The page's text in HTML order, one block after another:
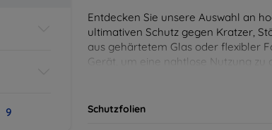
9
Entdecken Sie unsere Auswahl an
ultimativen Schutz gegen Kratzer,
aus gehärtetem Glas oder flexibler
Gerät, um eine nahtlose Nutzung
Schutzfolien